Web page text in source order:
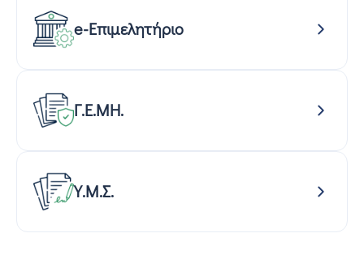
e-Επιμελητήριο
Γ.Ε.ΜΗ.
Υ.Μ.Σ.